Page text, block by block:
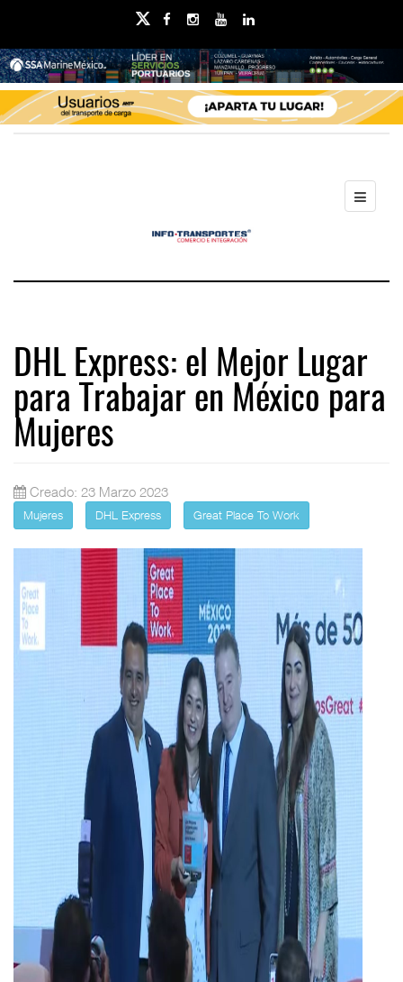
DHL Express: el Mejor Lugar
para Trabajar en México para
Mujeres
Creado: 23 Marzo 2023
Mujeres DHL Express Great Place To Work